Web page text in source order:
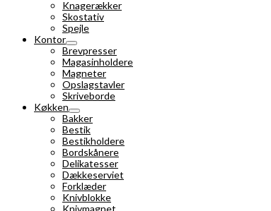
Knagerækker
Skostativ
Spejle
Kontor
Brevpresser
Magasinholdere
Magneter
Opslagstavler
Skriveborde
Køkken
Bakker
Bestik
Bestikholdere
Bordskånere
Delikatesser
Dækkeserviet
Forklæder
Knivblokke
Knivmagnet